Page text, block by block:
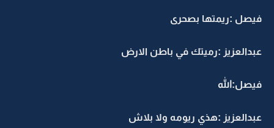
فيصل :ريمتها بصحرى
عبدالعزيز :رميتك في باطن الارض
فيصل:الله
عبدالعزيز :هذي ريومه ولا بلاش